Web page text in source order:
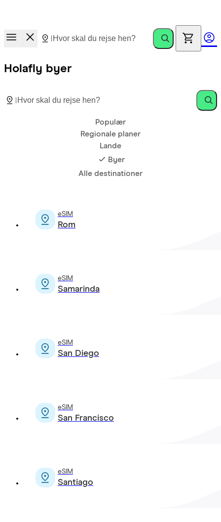
Dit Holafly eSIM får nu 1 GB ekstra hver måned uden
omkostninger, når dit abonnement udløber.
Holafly byer
Populær
Regionale planer
Lande
Byer
Alle destinationer
eSIM
Rom
eSIM
Samarinda
eSIM
San Diego
eSIM
San Francisco
eSIM
Santiago